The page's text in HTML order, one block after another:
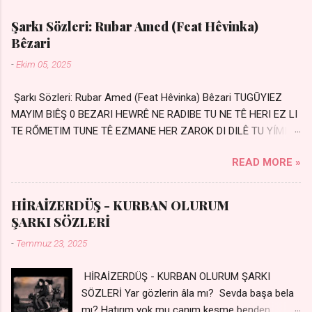
Şarkı Sözleri: Rubar Amed (Feat Hêvinka)
Bêzari
-Ekim 05, 2025
Şarkı Sözleri: Rubar Amed (Feat Hêvinka) Bêzari TUGŪYIEZ
MAYIM BIÊŞ 0 BEZARI HEWRÊ NE RADIBE TU NE TÊ HERI EZ LI
TE RŐMETIM TUNE TÊ EZMANE HER ZAROK DI DILÊ TU YÍMIN
Silinmis yarıda. Hasretin yel gibi Eser yar içimden Bir kıza sevdalı
Yaralı adamım. Sensizlik bir hançer Geceler susmuyor Yaralı
kalbimde Bir sızı durmuyor Tu yi bihare min Ez ji payizim Li
dile şevên min Teng e nefes im Adını sayıklar Uykusuz
geceler Sensiz her sabahım Sessiz ve kederli
READ MORE »
HİRAİZERDÜŞ - KURBAN OLURUM
ŞARKI SÖZLERİ
- Temmuz 23, 2025
HİRAİZERDÜŞ - KURBAN OLURUM ŞARKI
SÖZLERİ Yar gözlerin âla mı? Sevda başa bela